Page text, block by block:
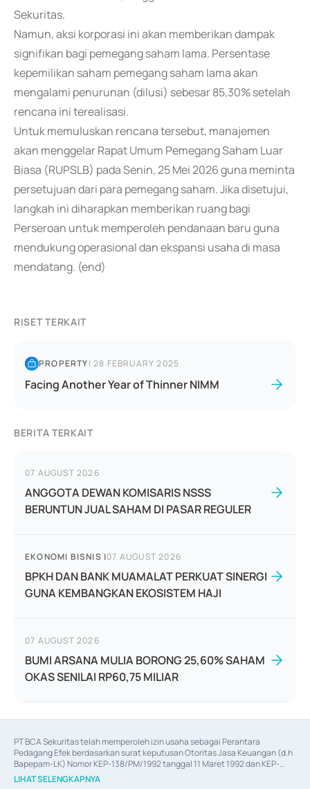
Sekuritas.
Namun, aksi korporasi ini akan memberikan dampak
signifikan bagi pemegang saham lama. Persentase
kepemilikan saham pemegang saham lama akan
mengalami penurunan (dilusi) sebesar 85,30% setelah
rencana ini terealisasi.
Untuk memuluskan rencana tersebut, manajemen
akan menggelar Rapat Umum Pemegang Saham Luar
Biasa (RUPSLB) pada Senin, 25 Mei 2026 guna meminta
persetujuan dari para pemegang saham. Jika disetujui,
langkah ini diharapkan memberikan ruang bagi
Perseroan untuk memperoleh pendanaan baru guna
mendukung operasional dan ekspansi usaha di masa
mendatang. (end)
RISET TERKAIT
PROPERTY|28 FEBRUARY 2025
Facing Another Year of Thinner NIMM
BERITA TERKAIT
07 AUGUST 2026
ANGGOTA DEWAN KOMISARIS NSSS
BERUNTUN JUAL SAHAM DI PASAR REGULER
EKONOMI BISNIS |07 AUGUST 2026
BPKH DAN BANK MUAMALAT PERKUAT SINERGI
GUNA KEMBANGKAN EKOSISTEM HAJI
07 AUGUST 2026
BUMI ARSANA MULIA BORONG 25,60% SAHAM
OKAS SENILAI RP60,75 MILIAR
PT BCA Sekuritas telah memperoleh izin usaha sebagai Perantara
Pedagang Efek berdasarkan surat keputusan Otoritas Jasa Keuangan (d.h
Bapepam-LK) Nomor KEP-138/PM/1992 tanggal 11 Maret 1992 dan KEP-
06/D.04/2014 tanggal 28 Februari 2014, izin usaha sebagai Penjamin Emisi
Efek berdasarkan surat keputusan Otoritas Jasa Keuangan Nomor KEP-
LIHAT SELENGKAPNYA